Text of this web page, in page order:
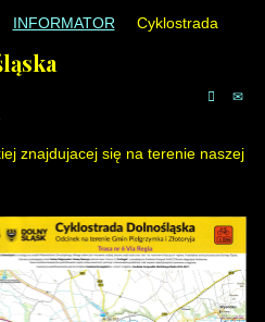
INFORMATOR Cyklostrada
znajdujacej się na terenie naszej